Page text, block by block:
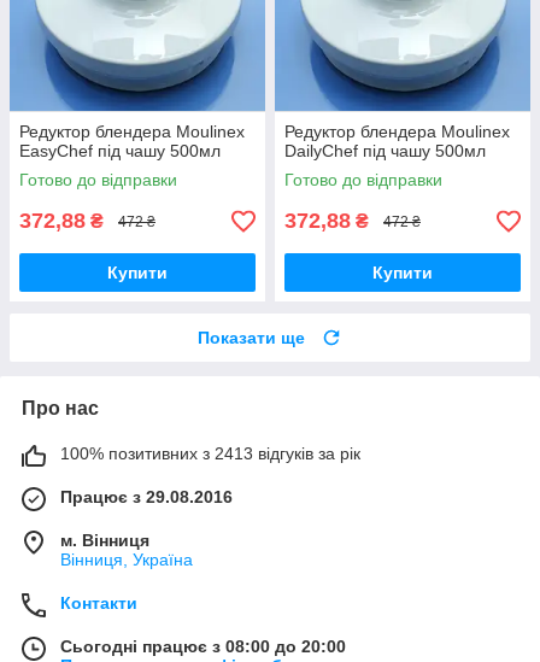
Редуктор блендера Moulinex
EasyChef під чашу 500мл
Готово до відправки
372,88 ₴ 472 ₴
Купити
Редуктор блендера Moulinex
DailyChef під чашу 500мл
Готово до відправки
372,88 ₴ 472 ₴
Купити
Показати ще
Про нас
100% позитивних з 2413 відгуків за рік
Працює з 29.08.2016
м. Вінниця
Вінниця, Україна
Контакти
Сьогодні працює з 08:00 до 20:00